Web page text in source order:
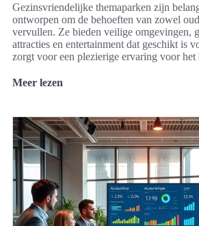
Gezinsvriendelijke themaparken zijn
ontworpen om de behoeften van zowel
vervullen. Ze bieden veilige omgevingen,
attracties en entertainment dat geschikt is
zorgt voor een plezierige ervaring voor het
Meer lezen